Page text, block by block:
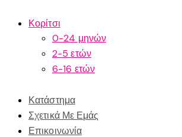
Κορίτσι
0-24 μηνών
2-5 ετών
6-16 ετών
Κατάστημα
Σχετικά Με Εμάς
Επικοινωνία